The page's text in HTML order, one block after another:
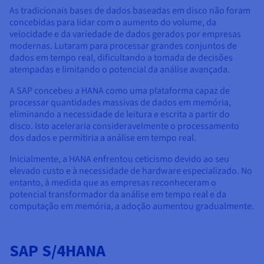
As tradicionais bases de dados baseadas em disco não foram
concebidas para lidar com o aumento do volume, da
velocidade e da variedade de dados gerados por empresas
modernas. Lutaram para processar grandes conjuntos de
dados em tempo real, dificultando a tomada de decisões
atempadas e limitando o potencial da análise avançada.
A SAP concebeu a HANA como uma plataforma capaz de
processar quantidades massivas de dados em memória,
eliminando a necessidade de leitura e escrita a partir do
disco. Isto aceleraria consideravelmente o processamento
dos dados e permitiria a análise em tempo real.
Inicialmente, a HANA enfrentou ceticismo devido ao seu
elevado custo e à necessidade de hardware especializado. No
entanto, à medida que as empresas reconheceram o
potencial transformador da análise em tempo real e da
computação em memória, a adoção aumentou gradualmente.
SAP S/4HANA